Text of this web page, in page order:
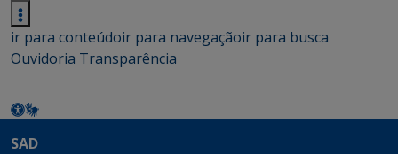
ir para conteúdoir para navegaçãoir para busca
Ouvidoria Transparência
SAD